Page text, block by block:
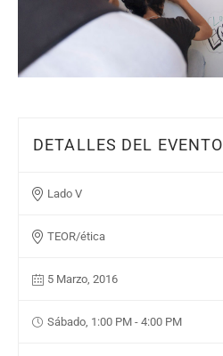
DETALLES DEL EVENTO
Lado V
TEOR/ética
5 Marzo, 2016
Sábado, 1:00 PM - 4:00 PM